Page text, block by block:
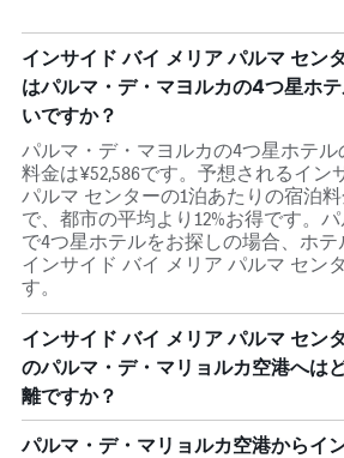
インサイド バイ メリア パルマ セン
はパルマ・デ・マヨルカの4つ星ホ
いですか？
パルマ・デ・マヨルカの4つ星ホテル
料金は¥52,586です。予想されるイン
パルマ センターの1泊あたりの宿泊料
で、都市の平均より12%お得です。
で4つ星ホテルをお探しの場合、ホ
インサイド バイ メリア パルマ セン
す。
インサイド バイ メリア パルマ セン
のパルマ・デ・マリョルカ空港へは
離ですか？
パルマ・デ・マリョルカ空港からイ